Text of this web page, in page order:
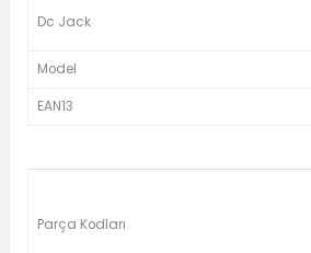
Dc Jack
Model
EAN13
Parça Kodları